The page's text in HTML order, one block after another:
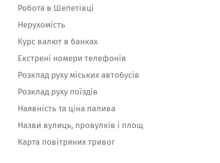
Робота в Шепетівці
Нерухомість
Курс валют в банках
Екстрені номери телефонів
Розклад руху міських автобусів
Розклад руху поїздів
Наявність та ціна палива
Назви вулиць, провулків і площ
Карта повітряних тривог